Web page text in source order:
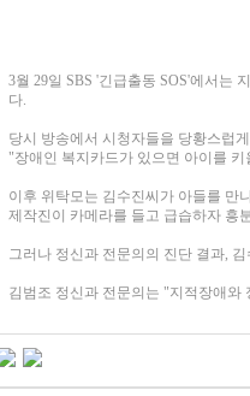
3월 29일 SBS '긴급출동 SOS'에서는
다.
당시 방송에서 시청자들을 당황스럽
"장애인 복지카드가 있으면 아이를
이후 위탁모는 김수진씨가 아들를 만
제작진이 카메라를 들고 급습하자 흥
그러나 정신과 전문의의 진단 결과,
김범조 정신과 전문의는 "지적장애와